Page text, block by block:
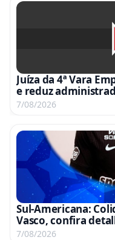
Juíza da 4ª Vara
e reduz
judicial
7/08/2026
Sul-Americana:
Vasco, confira
7/08/2026